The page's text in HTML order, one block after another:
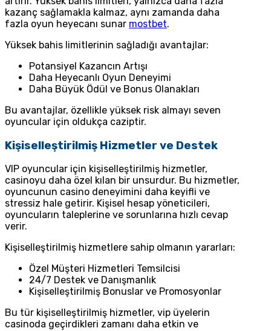
kazanç sağlamakla kalmaz, aynı zamanda daha
fazla oyun heyecanı sunar mostbet.
Yüksek bahis limitlerinin sağladığı avantajlar:
Potansiyel Kazancın Artışı
Daha Heyecanlı Oyun Deneyimi
Daha Büyük Ödül ve Bonus Olanakları
Bu avantajlar, özellikle yüksek risk almayı seven
oyuncular için oldukça caziptir.
Kişiselleştirilmiş Hizmetler ve Destek
VIP oyuncular için kişiselleştirilmiş hizmetler,
casinoyu daha özel kılan bir unsurdur. Bu hizmetler,
oyuncunun casino deneyimini daha keyifli ve
stressiz hale getirir. Kişisel hesap yöneticileri,
oyuncuların taleplerine ve sorunlarına hızlı cevap
verir.
Kişiselleştirilmiş hizmetlere sahip olmanın yararları:
Özel Müşteri Hizmetleri Temsilcisi
24/7 Destek ve Danışmanlık
Kişiselleştirilmiş Bonuslar ve Promosyonlar
Bu tür kişiselleştirilmiş hizmetler, vip üyelerin
casinoda geçirdikleri zamanı daha etkin ve